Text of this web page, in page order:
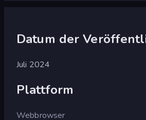
Datum der
Juli 2024
Plattform
Webbrowser